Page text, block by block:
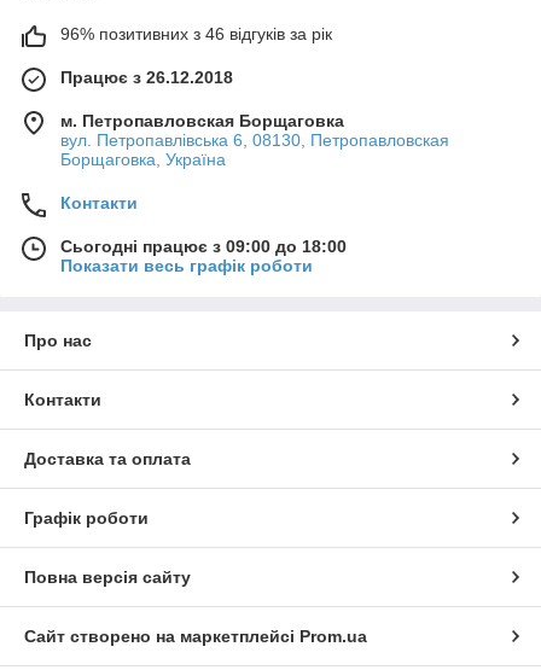
96% позитивних з 46 відгуків за рік
Працює з 26.12.2018
м. Петропавловская Борщаговка
вул. Петропавлівська 6, 08130, Петропавловская
Борщаговка, Україна
Контакти
Сьогодні працює з 09:00 до 18:00
Показати весь графік роботи
Про нас
Контакти
Доставка та оплата
Графік роботи
Повна версія сайту
Сайт створено на маркетплейсі Prom.ua